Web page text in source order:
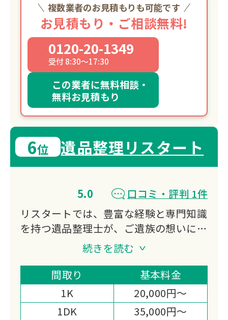
複数業者のお見積もりも可能です
お見積もり・ご相談無料!
0120-20-1349
受付 8:30～17:30
この業者に無料相談・
無料お見積もり
6位 遺品整理リスタート
5.0
口コミ・評判 1件
リスタートでは、豊富な経験と専門知識
を持つ遺品整理士が、ご遺族の想いに寄
り添いながら、ひとつひとつ丁寧に対応
遺品整理・ハウスクリーニング・不動産
売却を一挙に対応させて頂くことによ
り、ご遺族様のご負担を軽減いたしま
続きを読む
間取り
基本料金
1K
20,000円～
1DK
35,000円～